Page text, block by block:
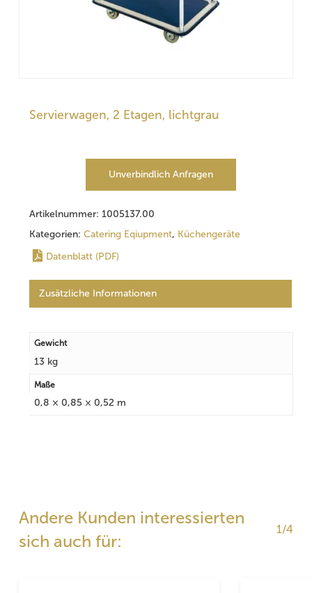
Servierwagen, 2 Etagen, lichtgrau
Unverbindlich Anfragen
Artikelnummer: 1005137.00
Kategorien: Catering Eqiupment, Küchengeräte
Datenblatt (PDF)
Zusätzliche Informationen
Gewicht
13 kg
Maße
0,8 × 0,85 × 0,52 m
Andere Kunden interessierten
sich auch für:
1/4